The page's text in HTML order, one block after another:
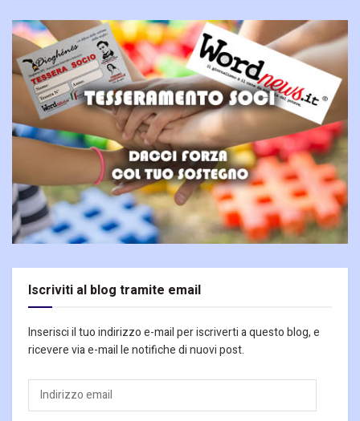
Iscriviti al blog tramite email
Inserisci il tuo indirizzo e-mail per iscriverti a questo blog, e
ricevere via e-mail le notifiche di nuovi post.
Indirizzo
email